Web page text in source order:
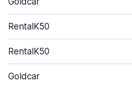
RentalK50
RentalK50
Goldcar